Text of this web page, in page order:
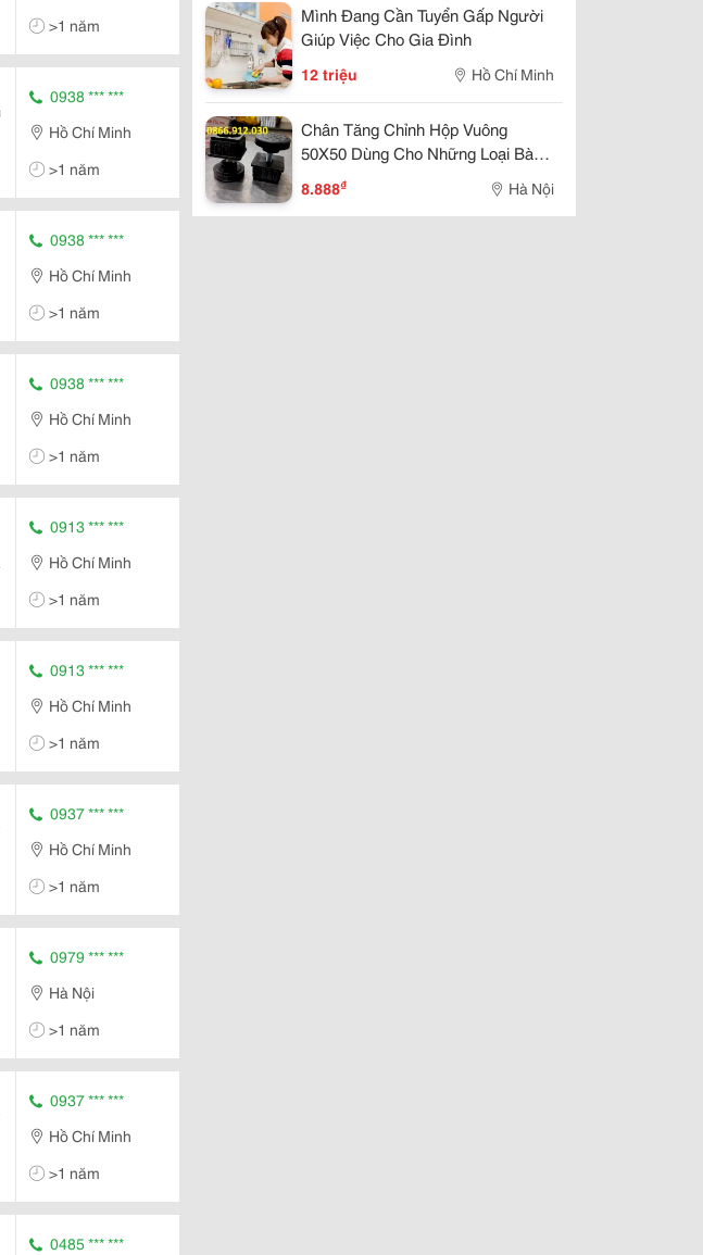
>1 năm
0938 *** ***
Hồ Chí Minh
>1 năm
0938 *** ***
Hồ Chí Minh
>1 năm
0938 *** ***
Hồ Chí Minh
>1 năm
0913 *** ***
Hồ Chí Minh
>1 năm
0913 *** ***
Hồ Chí Minh
>1 năm
0937 *** ***
Hồ Chí Minh
>1 năm
0979 *** ***
Hà Nội
>1 năm
0937 *** ***
Hồ Chí Minh
>1 năm
0485 *** ***
Mình Đang Cần Tuyển Gấp Người
Giúp Việc Cho Gia Đình
12 triệu Hồ Chí Minh
Chân Tăng Chỉnh Hộp Vuông
50X50 Dùng Cho Những Loại Bàn
8.888₫ Hà Nội